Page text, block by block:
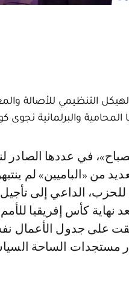
التنظيمي للأصالة
المحامية والبرلمانية
من «الباميين» لم
الداعي إلى
على جدول الأعمال
مستجدات الساحة